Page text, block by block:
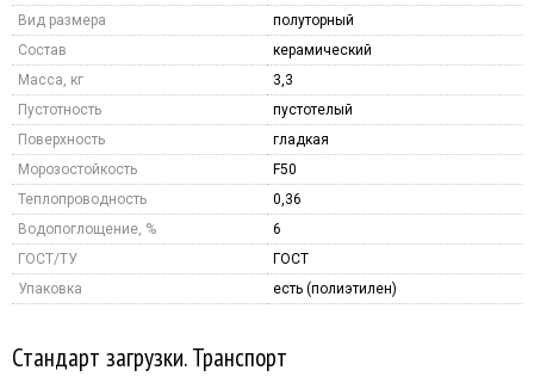
Вид размера
полуторный
Состав
керамический
Масса, кг
3,3
Пустотность
пустотелый
Поверхность
гладкая
Морозостойкость
F50
Теплопроводность
0,36
Водопоглощение, %
6
ГОСТ/ТУ
ГОСТ
Упаковка
есть (полиэтилен)
Стандарт загрузки. Транспорт